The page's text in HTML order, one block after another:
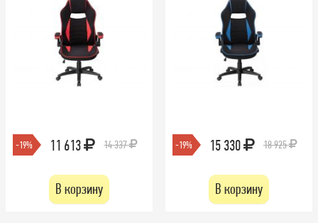
-19% 11 613 14 337
В корзину
-19% 15 330 18 925
В корзину